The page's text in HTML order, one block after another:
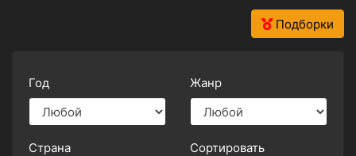
Подборки
Год Жанр
Страна Сортировать